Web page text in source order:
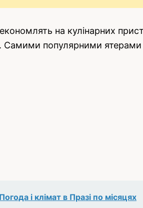
на кулінарних
Самими популярними ятерами
Погода і клімат в Празі по місяцях